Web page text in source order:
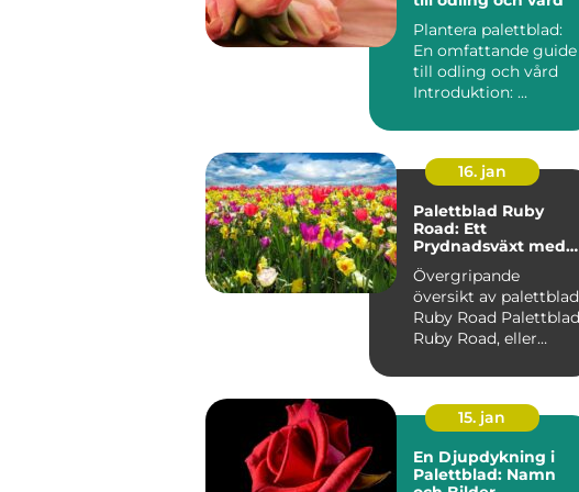
Plantera palettblad:
En omfattande guide
till odling och vård
Introduktion: ...
16. jan
Palettblad Ruby
Road: Ett
Prydnadsväxt med
Övergripande
översikt av palettblad
Ruby Road Palettblad
Ruby Road, eller
'R...
15. jan
En Djupdykning i
Palettblad: Namn